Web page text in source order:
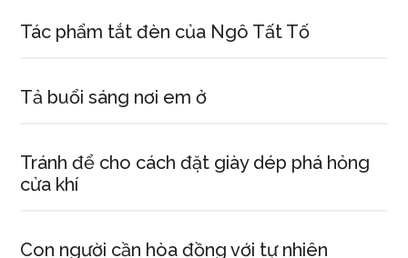
Tác phẩm tắt đèn của Ngô Tất Tố
Tả buổi sáng nơi em ở
Tránh để cho cách đặt giày dép phá hỏng
cửa khí
Con người cần hòa đồng với tự nhiên